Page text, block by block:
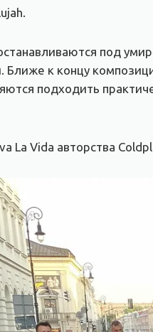
под
Ближе к концу
подходить
La Vida авторства